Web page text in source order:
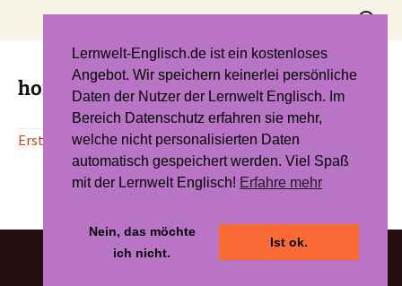
Suchen
homologe Reihe der Alkohole
Erstellt mit der revolutionären KI von to_teach!!
Lernwelt-Englisch.de ist ein kostenloses
Angebot. Wir speichern keinerlei persönliche
Daten der Nutzer der Lernwelt Englisch. Im
Bereich Datenschutz erfahren sie mehr,
welche nicht personalisierten Daten
automatisch gespeichert werden. Viel Spaß
mit der Lernwelt Englisch! Erfahre mehr
Nein, das möchte
ich nicht.
Ist ok.